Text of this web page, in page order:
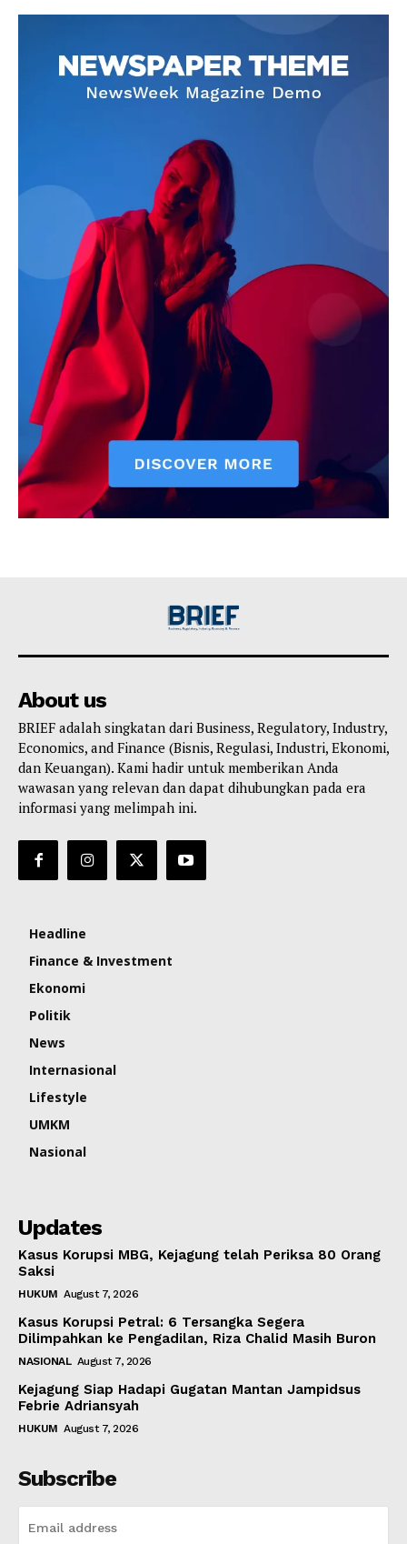
About us
BRIEF adalah singkatan dari Business, Regulatory, Industry,
Economics, and Finance (Bisnis, Regulasi, Industri, Ekonomi,
dan Keuangan). Kami hadir untuk memberikan Anda
wawasan yang relevan dan dapat dihubungkan pada era
informasi yang melimpah ini.
Headline
Finance & Investment
Ekonomi
Politik
News
Internasional
Lifestyle
UMKM
Nasional
Updates
Kasus Korupsi MBG, Kejagung telah Periksa 80 Orang
Saksi
HUKUM August 7, 2026
Kasus Korupsi Petral: 6 Tersangka Segera
Dilimpahkan ke Pengadilan, Riza Chalid Masih Buron
NASIONAL August 7, 2026
Kejagung Siap Hadapi Gugatan Mantan Jampidsus
Febrie Adriansyah
HUKUM August 7, 2026
Subscribe